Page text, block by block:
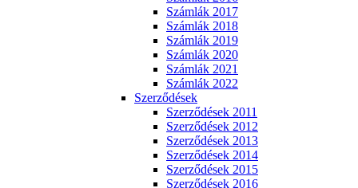
Számlák 2017
Számlák 2018
Számlák 2019
Számlák 2020
Számlák 2021
Számlák 2022
Szerződések
Szerződések 2011
Szerződések 2012
Szerződések 2013
Szerződések 2014
Szerződések 2015
Szerződések 2016